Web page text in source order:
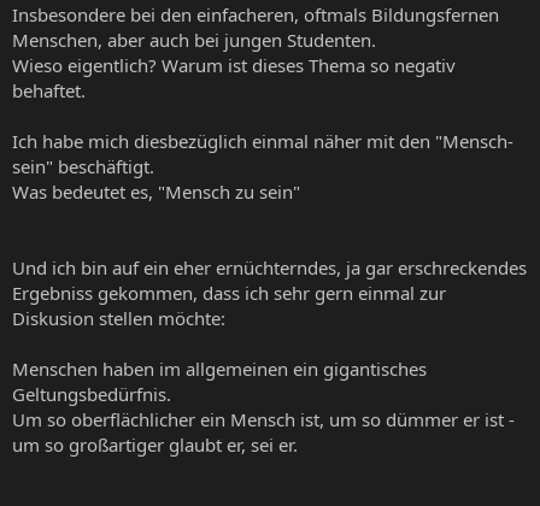
Insbesondere bei den einfacheren, oftmals Bildungsfernen
Menschen, aber auch bei jungen Studenten.
Wieso eigentlich? Warum ist dieses Thema so negativ
behaftet.
Ich habe mich diesbezüglich einmal näher mit den "Mensch-
sein" beschäftigt.
Was bedeutet es, "Mensch zu sein"
Und ich bin auf ein eher ernüchterndes, ja gar erschreckendes
Ergebniss gekommen, dass ich sehr gern einmal zur
Diskusion stellen möchte:
Menschen haben im allgemeinen ein gigantisches
Geltungsbedürfnis.
Um so oberflächlicher ein Mensch ist, um so dümmer er ist -
um so großartiger glaubt er, sei er.